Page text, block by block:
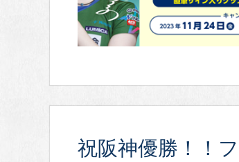
祝阪神優勝！！